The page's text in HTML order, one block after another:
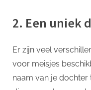
2. Een uniek
Er zijn veel
voor meisjes
naam van je